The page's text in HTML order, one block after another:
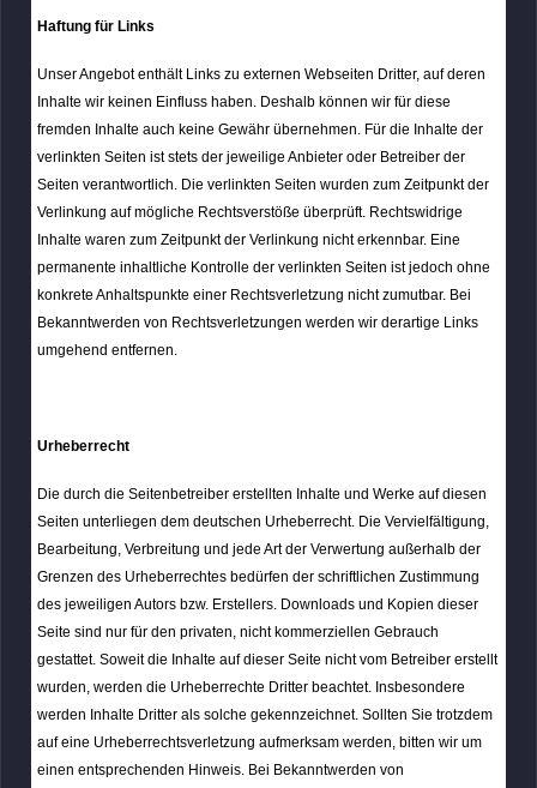
Haftung für Links
Unser Angebot enthält Links zu externen Webseiten Dritter, auf deren
Inhalte wir keinen Einfluss haben. Deshalb können wir für diese
fremden Inhalte auch keine Gewähr übernehmen. Für die Inhalte der
verlinkten Seiten ist stets der jeweilige Anbieter oder Betreiber der
Seiten verantwortlich. Die verlinkten Seiten wurden zum Zeitpunkt der
Verlinkung auf mögliche Rechtsverstöße überprüft. Rechtswidrige
Inhalte waren zum Zeitpunkt der Verlinkung nicht erkennbar. Eine
permanente inhaltliche Kontrolle der verlinkten Seiten ist jedoch ohne
konkrete Anhaltspunkte einer Rechtsverletzung nicht zumutbar. Bei
Bekanntwerden von Rechtsverletzungen werden wir derartige Links
umgehend entfernen.
Urheberrecht
Die durch die Seitenbetreiber erstellten Inhalte und Werke auf diesen
Seiten unterliegen dem deutschen Urheberrecht. Die Vervielfältigung,
Bearbeitung, Verbreitung und jede Art der Verwertung außerhalb der
Grenzen des Urheberrechtes bedürfen der schriftlichen Zustimmung
des jeweiligen Autors bzw. Erstellers. Downloads und Kopien dieser
Seite sind nur für den privaten, nicht kommerziellen Gebrauch
gestattet. Soweit die Inhalte auf dieser Seite nicht vom Betreiber erstellt
wurden, werden die Urheberrechte Dritter beachtet. Insbesondere
werden Inhalte Dritter als solche gekennzeichnet. Sollten Sie trotzdem
auf eine Urheberrechtsverletzung aufmerksam werden, bitten wir um
einen entsprechenden Hinweis. Bei Bekanntwerden von